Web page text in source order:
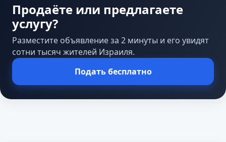
Продаёте или предлагаете
услугу?
Разместите объявление за 2 минуты и его увидят
сотни тысяч жителей Израиля.
Подать бесплатно